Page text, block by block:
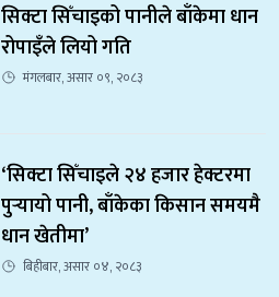
सिक्टा सिँचाइको पानीले बाँकेमा धान
रोपाइँले लियो गति
मंगलबार, असार ०९, २०८३
‘सिक्टा सिँचाइले २४ हजार हेक्टरमा
पुर्‍यायो पानी, बाँकेका किसान समयमै
धान खेतीमा’
बिहीबार, असार ०४, २०८३